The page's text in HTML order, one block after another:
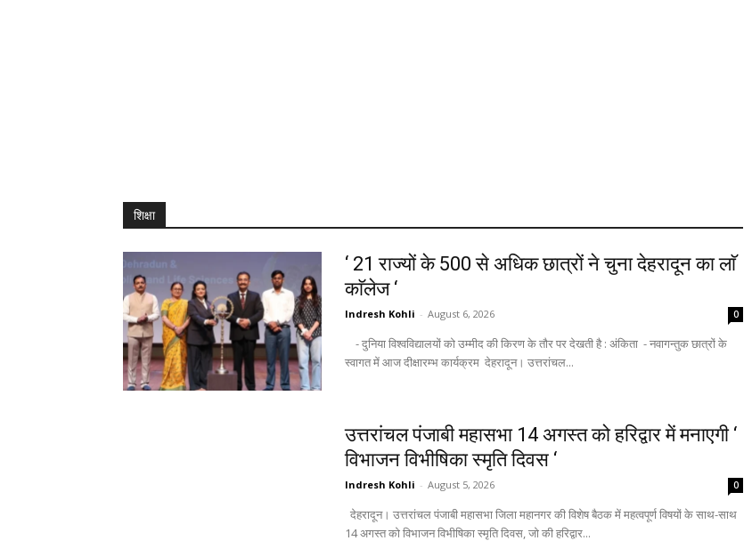
शिक्षा
‘ 21 राज्यों के 500 से अधिक छात्रों ने चुना देहरादून का लाॅ
काॅलेज ‘
Indresh Kohli - August 6, 2026 0
स्वागत में आज दीक्षारम्भ कार्यक्रम देहरादून। उत्तरांचल...
उत्तरांचल पंजाबी महासभा 14 अगस्त को हरिद्वार में मनाएगी ‘
विभाजन विभीषिका स्मृति दिवस ‘
Indresh Kohli - August 5, 2026 0
14 अगस्त को विभाजन विभीषिका स्मृति दिवस, जो की हरिद्वार...